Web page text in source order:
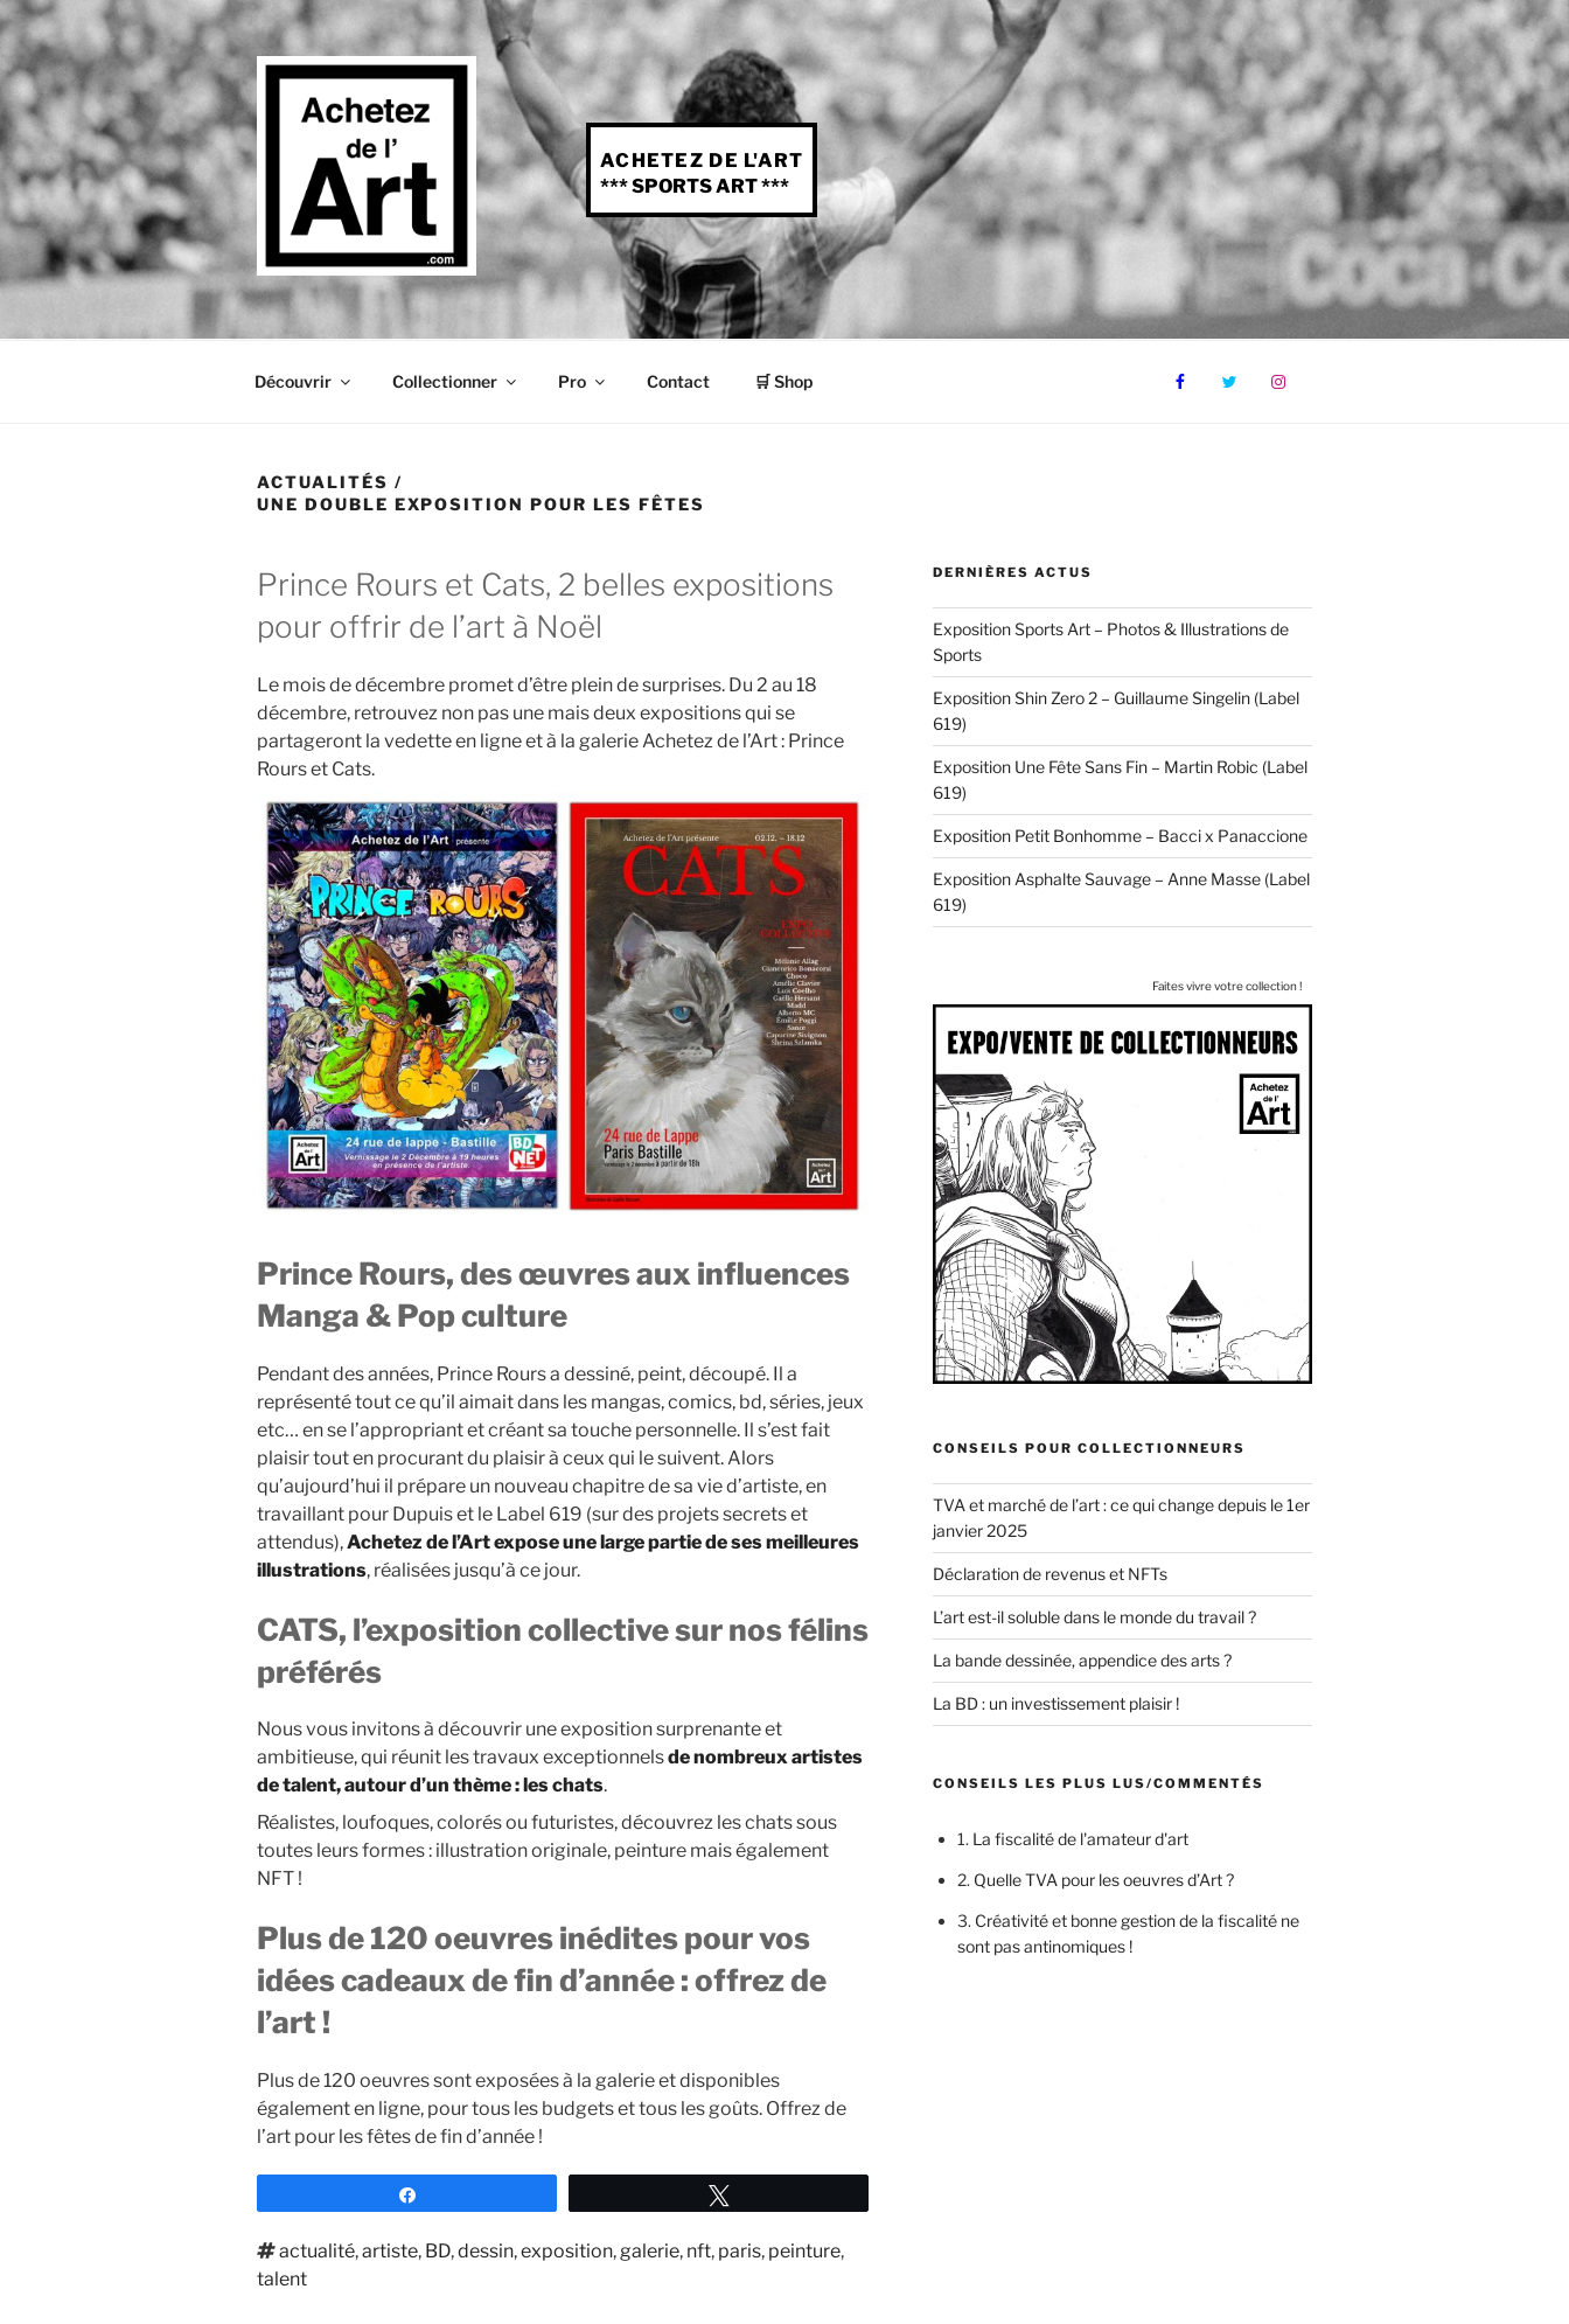
Aller
au
contenu
principal
ACHETEZ DE L'ART
*** SPORTS ART ***
Découvrir Collectionner Pro Contact 🛒 Shop
ACTUALITÉS /
UNE DOUBLE EXPOSITION POUR LES FÊTES
Prince Rours et Cats, 2 belles expositions
pour offrir de l’art à Noël
Le mois de décembre promet d’être plein de surprises. Du 2 au 18
décembre, retrouvez non pas une mais deux expositions qui se
partageront la vedette en ligne et à la galerie Achetez de l’Art : Prince
Rours et Cats.
Prince Rours, des œuvres aux influences
Manga & Pop culture
Pendant des années, Prince Rours a dessiné, peint, découpé. Il a
représenté tout ce qu’il aimait dans les mangas, comics, bd, séries, jeux
etc… en se l’appropriant et créant sa touche personnelle. Il s’est fait
plaisir tout en procurant du plaisir à ceux qui le suivent. Alors
qu’aujourd’hui il prépare un nouveau chapitre de sa vie d’artiste, en
travaillant pour Dupuis et le Label 619 (sur des projets secrets et
attendus),Achetez de l’Art expose une large partie de ses meilleures
illustrations, réalisées jusqu’à ce jour.
CATS, l’exposition collective sur nos félins
préférés
Nous vous invitons à découvrir une exposition surprenante et
ambitieuse, qui réunit les travaux exceptionnelsde nombreux artistes
de talent, autour d’un thème : les chats.
Réalistes, loufoques, colorés ou futuristes, découvrez les chats sous
toutes leurs formes : illustration originale, peinture mais également
NFT !
Plus de 120 oeuvres inédites pour vos
idées cadeaux de fin d’année : offrez de
l’art !
Plus de 120 oeuvres sont exposées à la galerie et disponibles
également en ligne, pour tous les budgets et tous les goûts. Offrez de
l’art pour les fêtes de fin d’année !
Étiquettes
actualité,artiste, BD,dessin,exposition, galerie, nft, paris, peinture,
talent
DERNIÈRES ACTUS
Exposition Sports Art – Photos & Illustrations de
Sports
Exposition Shin Zero 2 – Guillaume Singelin (Label
619)
Exposition Une Fête Sans Fin – Martin Robic (Label
619)
Exposition Petit Bonhomme – Bacci x Panaccione
Exposition Asphalte Sauvage – Anne Masse (Label
619)
Faites vivre votre collection !
CONSEILS POUR COLLECTIONNEURS
TVA et marché de l’art : ce qui change depuis le 1er
janvier 2025
Déclaration de revenus et NFTs
L’art est-il soluble dans le monde du travail ?
La bande dessinée, appendice des arts ?
La BD : un investissement plaisir !
CONSEILS LES PLUS LUS/COMMENTÉS
1. La fiscalité de l'amateur d'art
2. Quelle TVA pour les oeuvres d’Art ?
3. Créativité et bonne gestion de la fiscalité ne
sont pas antinomiques !